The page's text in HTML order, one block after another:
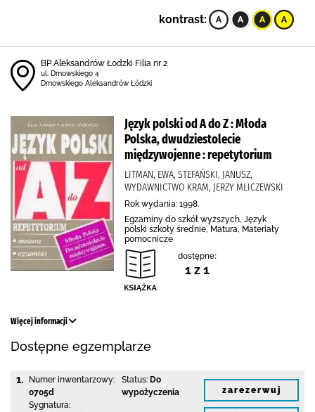
kontrast:
BP Aleksandrów Łodzki Filia nr 2
ul. Dmowskiego 4
Dmowskiego Aleksandrów Łódzki
Język polski od A do Z : Młoda
Polska, dwudziestolecie
międzywojenne : repetytorium
LITMAN, EWA, STEFAŃSKI, JANUSZ,
WYDAWNICTWO KRAM, JERZY MLICZEWSKI
Rok wydania: 1998.
Egzaminy do szkół wyższych, Język
polski szkoły średnie, Matura, Materiały
pomocnicze
dostępne:
1 z 1
Więcej informacji
Dostępne egzemplarze
1.
Numer inwentarzowy:
0705d
Sygnatura:
Status: Do
wypożyczenia
zarezerwuj